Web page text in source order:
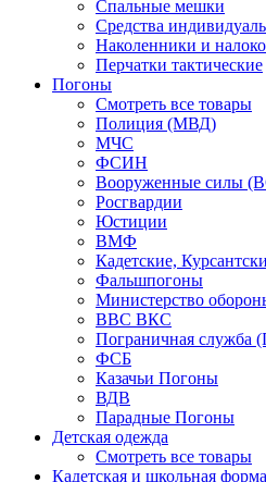
Спальные мешки
Средства
Наколенники и
Перчатки тактические
Погоны
Смотреть все товары
Полиция (МВД)
МЧС
ФСИН
Вооруженные силы
Росгвардии
Юстиции
ВМФ
Кадетские,
Фальшпогоны
Министерство
ВВС ВКС
Пограничная служба
ФСБ
Казачьи Погоны
ВДВ
Парадные Погоны
Детская одежда
Смотреть все товары
Кадетская и школьная форма